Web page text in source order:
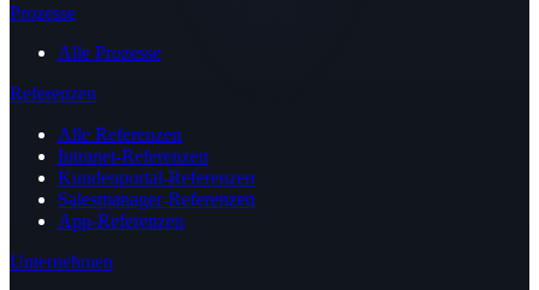
Prozesse
Alle Prozesse
Referenzen
Alle Referenzen
Intranet-Referenzen
Kundenportal-Referenzen
Salesmanager-Referenzen
App-Referenzen
Unternehmen